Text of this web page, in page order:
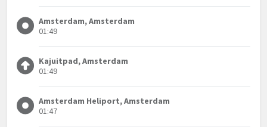
Amsterdam, Amsterdam
01:49
Kajuitpad, Amsterdam
01:49
Amsterdam Heliport, Amsterdam
01:47